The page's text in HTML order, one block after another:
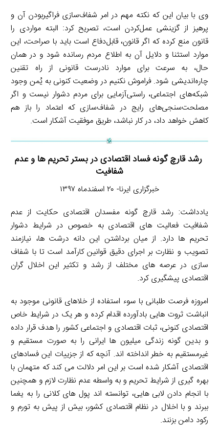
وی با بیان این که نکته مهم در امر شفاف‌سازی فراگیربودن آن و
پرهیز از گزینشی عمل‌کردن است، تصریح کرد: البته مواردی را
قانون منع کرده که اگر قانون، قابل‌دفاع است باید با صراحت، این
موارد استثنا و دلایل آن به اطلاع مردم رسانده شود و در همان
حال، به سرعت برای موارد نادرست قانونی از راه تقنین
چاره‌اندیشی شود. فراموش نکنیم در وضعیت کنونی به یُمن وجود
شبکه‌های اجتماعی، راستی‌آزمایی برای مردم دشوار نیست و اگر
مصلحت‌سنجی‌های رایج در شفاف‌سازی که اعتماد را باز هم
کاهش خواهد داد، در کار نباشد، طریق موفقیت آشکار است.
رشد قارچ گونه فساد اقتصادی در بستر تحریم ها و عدم
شفافیت
خبرگزاری ایرنا- ۲۰ اسفندماه ۱۳۹۷
یادداشت: رشد قارچ گونه مفسدان اقتصادی حکایت از عدم
شفافیت فعالیت های اقتصادی به خصوص در شرایط دشوار
تحریم ها دارد. از میان برداشتن این دانه درشت ها، نیازمند
تصویب و نظارت بر اجرای دقیق قوانین کارآمد است تا با شفاف
سازی در عرصه های مختلف از رشد و تکثیر این اخلال گران
اقتصادی پیشگیری کرد.
امروزه فرصت طلبانی با سوء استفاده از خلاهای قانونی موجود به
انباشت ثروت هایی بادآورده اقدام کرده و هر یک در شرایط خاص
اقتصادی کنونی، ثبات اقتصادی و اجتماعی کشور را هدف قرار داده
و بدین گونه زندگی میلیون ها ایرانی را به صورت مستقیم و
غیرمستقیم به خطر انداخته اند. آنچه که از جزییات این فسادهای
اقتصادی آشکار شده است بر این امر دلالت می کند که متهمان با
بهره گیری از شرایط تحریم و به واسطه عدم نظارت لازم و همچنین
با انجام دادن لابی هایی، توانسته اند پول های کلانی را به یغما
ببرند و با اخلال در نظام اقتصادی کشور، بیش از پیش به تورم و
رکود دامن بزنند.